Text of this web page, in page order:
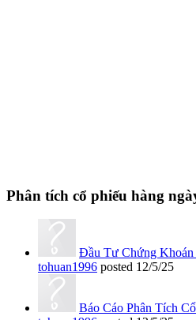
Phân tích cổ phiếu hàng
Đầu Tư Chứng Khoán
tohuan1996 posted 12/5/25
Báo Cáo Phân Tích